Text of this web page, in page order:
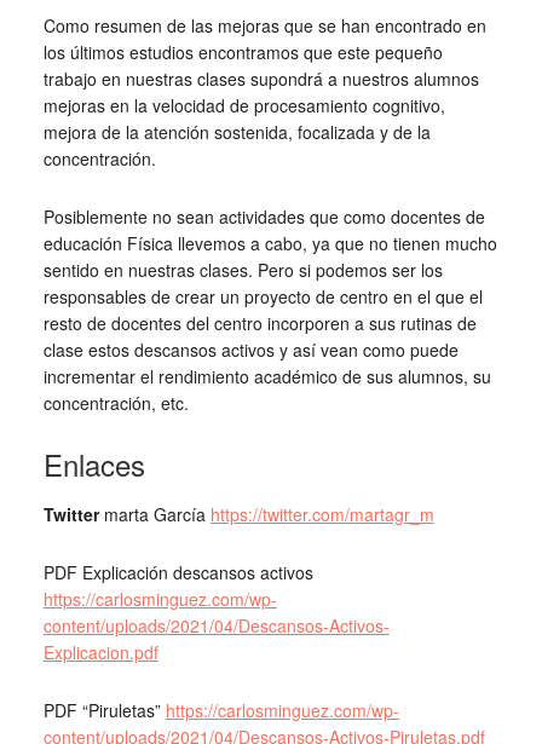
Como resumen de las mejoras que se han encontrado en
los últimos estudios encontramos que este pequeño
trabajo en nuestras clases supondrá a nuestros alumnos
mejoras en la velocidad de procesamiento cognitivo,
mejora de la atención sostenida, focalizada y de la
concentración.
Posiblemente no sean actividades que como docentes de
educación Física llevemos a cabo, ya que no tienen mucho
sentido en nuestras clases. Pero si podemos ser los
responsables de crear un proyecto de centro en el que el
resto de docentes del centro incorporen a sus rutinas de
clase estos descansos activos y así vean como puede
incrementar el rendimiento académico de sus alumnos, su
concentración, etc.
Enlaces
Twittermarta García https://twitter.com/martagr_m
PDF Explicación descansos activos
https://carlosminguez.com/wp-
content/uploads/2021/04/Descansos-Activos-
Explicacion.pdf
PDF “Piruletas” https://carlosminguez.com/wp-
content/uploads/2021/04/Descansos-Activos-Piruletas.pdf